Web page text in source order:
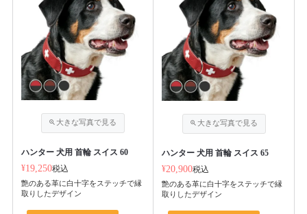
ハンター 犬用 首輪 スイス 60
¥19,250税込
艶のある革に白十字をステッチで縁
取りしたデザイン
ハンター 犬用 首輪 スイス 65
¥20,900税込
艶のある革に白十字をステッチで縁
取りしたデザイン